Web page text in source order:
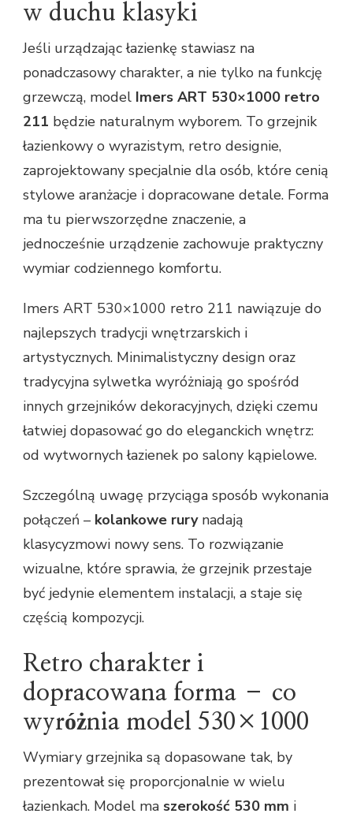
w duchu klasyki
Jeśli urządzając łazienkę stawiasz na
ponadczasowy charakter, a nie tylko na funkcję
grzewczą, model Imers ART 530×1000 retro
211 będzie naturalnym wyborem. To grzejnik
łazienkowy o wyrazistym, retro designie,
zaprojektowany specjalnie dla osób, które cenią
stylowe aranżacje i dopracowane detale. Forma
ma tu pierwszorzędne znaczenie, a
jednocześnie urządzenie zachowuje praktyczny
wymiar codziennego komfortu.
Imers ART 530×1000 retro 211 nawiązuje do
najlepszych tradycji wnętrzarskich i
artystycznych. Minimalistyczny design oraz
tradycyjna sylwetka wyróżniają go spośród
innych grzejników dekoracyjnych, dzięki czemu
łatwiej dopasować go do eleganckich wnętrz:
od wytwornych łazienek po salony kąpielowe.
Szczególną uwagę przyciąga sposób wykonania
połączeń – kolankowe rurynadają
klasycyzmowi nowy sens. To rozwiązanie
wizualne, które sprawia, że grzejnik przestaje
być jedynie elementem instalacji, a staje się
częścią kompozycji.
Retro charakter i
dopracowana forma – co
wyróżnia model 530×1000
Wymiary grzejnika są dopasowane tak, by
prezentował się proporcjonalnie w wielu
łazienkach. Model ma szerokość 530 mm i